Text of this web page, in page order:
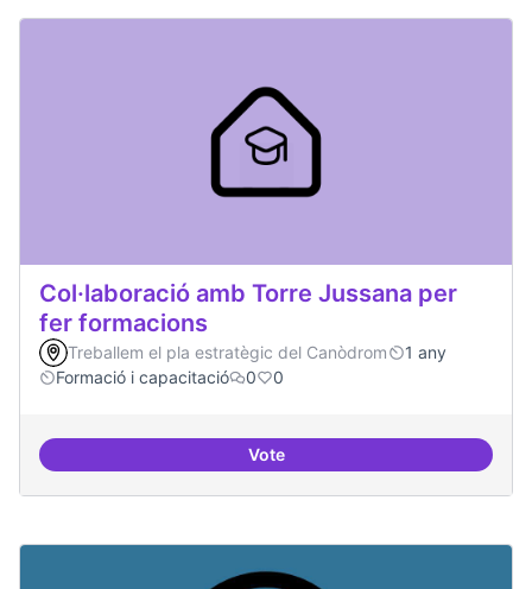
Col·laboració amb Torre Jussana per
fer formacions
Treballem el pla estratègic del Canòdrom
1 any
Formació i capacitació
0 0
VoteCol·laboració amb Torre